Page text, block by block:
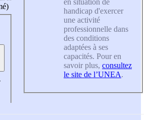
handicap d'exercer
une activité
professionnelle dans
des conditions
adaptées à ses
capacités. Pour en
savoir plus, consultez
le site de l’UNEA.